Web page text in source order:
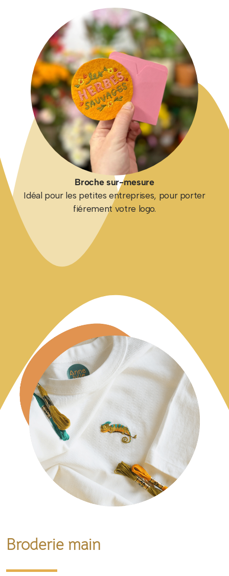
Broche sur-mesure
Idéal pour les petites entreprises, pour porter
fiérement votre logo.
Broderie main